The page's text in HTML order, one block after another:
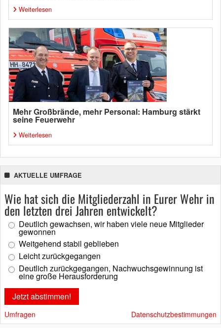
Weiterlesen
Mehr Großbrände, mehr Personal: Hamburg stärkt
seine Feuerwehr
Weiterlesen
AKTUELLE UMFRAGE
Wie hat sich die Mitgliederzahl in Eurer Wehr in
den letzten drei Jahren entwickelt?
Deutlich gewachsen, wir haben viele neue Mitglieder
gewonnen
Weitgehend stabil geblieben
Leicht zurückgegangen
Deutlich zurückgegangen, Nachwuchsgewinnung ist
eine große Herausforderung
Umfragen Datenschutzbestimmungen